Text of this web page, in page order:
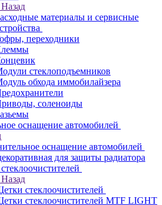
Назад
материалы и сервисные
переходники
стеклоподъемников
обхода иммобилайзера
соленоиды
оснащение автомобилей
оснащение автомобилей
для защиты радиатора
Назад
стеклоочистителей
стеклоочистителей MTF LIGHT